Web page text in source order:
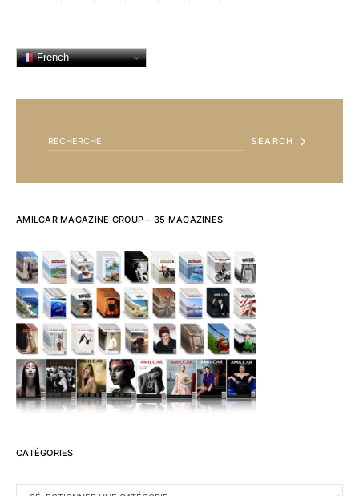
French
SEARCH
AMILCAR MAGAZINE GROUP – 35 MAGAZINES
CATÉGORIES
CATÉGORIES